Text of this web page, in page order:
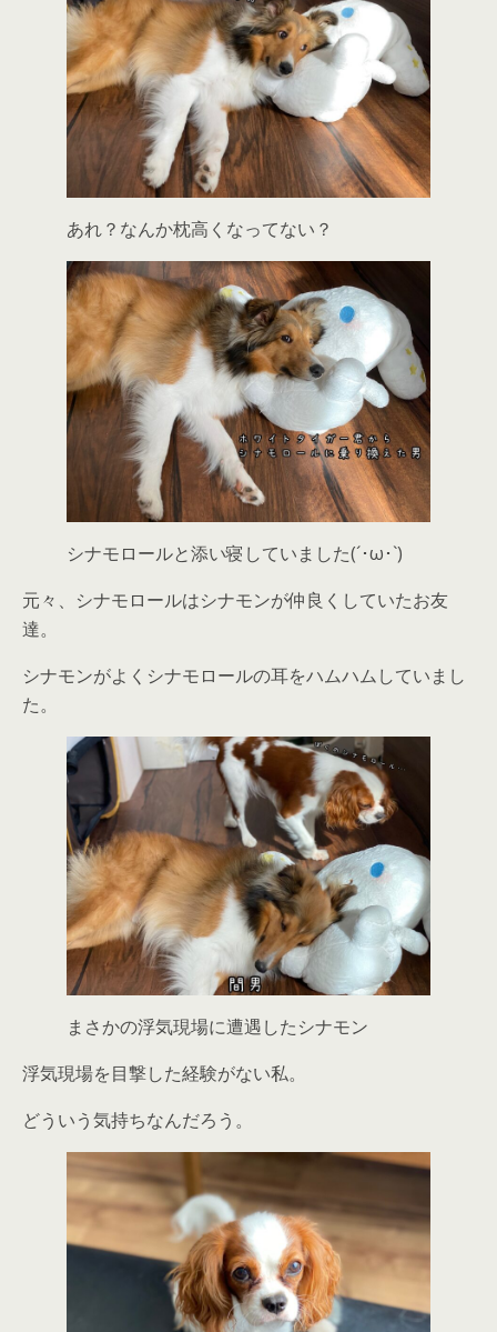
あれ？なんか枕高くなってない？
シナモロールと添い寝していました(´･ω･`)
元々、シナモロールはシナモンが仲良くしていたお友
達。
シナモンがよくシナモロールの耳をハムハムしていまし
た。
まさかの浮気現場に遭遇したシナモン
浮気現場を目撃した経験がない私。
どういう気持ちなんだろう。